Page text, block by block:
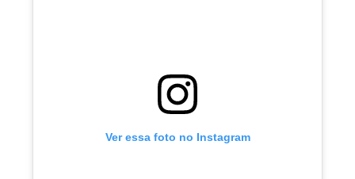
Ver essa foto no Instagram